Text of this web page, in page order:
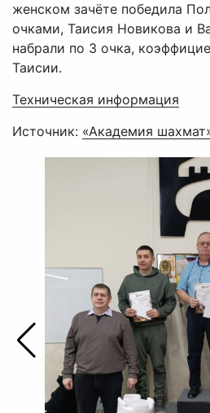
женском зачёте победила
очками, Таисия Новикова и
набрали по 3 очка,
Таисии.
Техническая информация
Источник: «Академия